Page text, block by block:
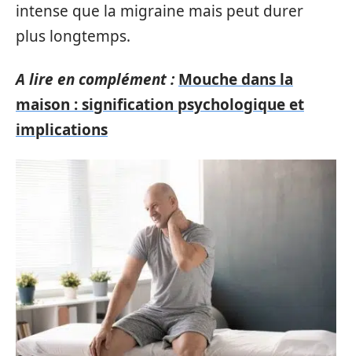
intense que la migraine mais peut durer
plus longtemps.
A lire en complément : Mouche dans la
maison : signification psychologique et
implications